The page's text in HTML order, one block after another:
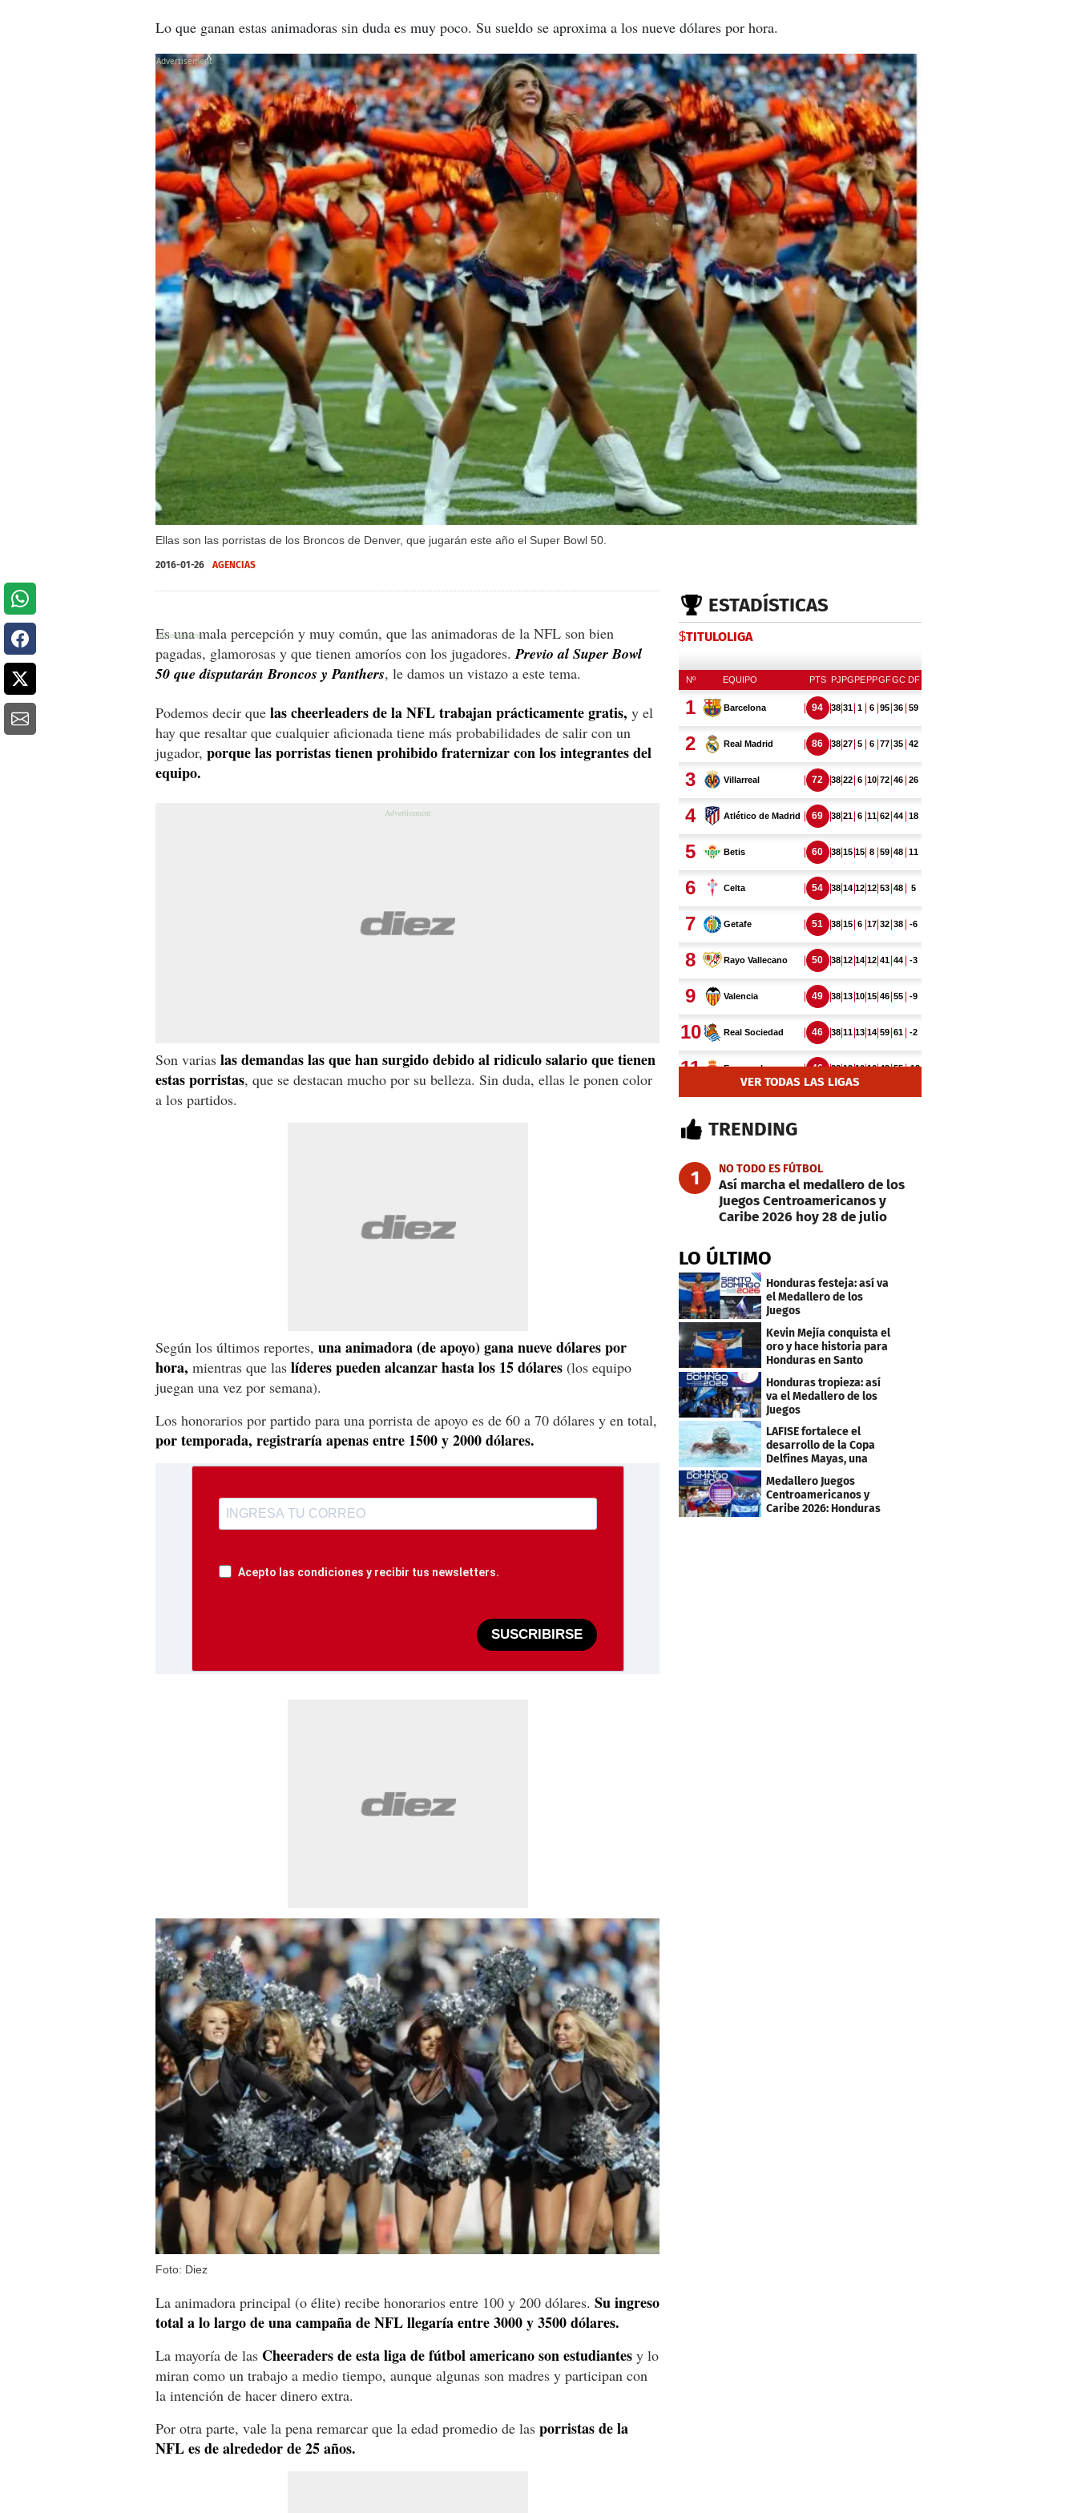
Lo que ganan estas animadoras sin duda es muy poco. Su sueldo se aproxima a los nueve dólares por hora.
Ellas son las porristas de los Broncos de Denver, que jugarán este año el Super Bowl 50.
X
X
2016-01-26 AGENCIAS
Es una mala percepción y muy común, que las animadoras de la NFL son bien
pagadas, glamorosas y que tienen amoríos con los jugadores.Previo al Super Bowl
50 que disputarán Broncos y Panthers, le damos un vistazo a este tema.
Podemos decir que las cheerleaders de la NFL trabajan prácticamente gratis, y el
hay que resaltar que cualquier aficionada tiene más probabilidades de salir con un
jugador, porque las porristas tienen prohibido fraternizar con los integrantes del
equipo.
Son varias las demandas las que han surgido debido al ridiculo salario que tienen
estas porristas, que se destacan mucho por su belleza. Sin duda, ellas le ponen color
a los partidos.
Según los últimos reportes, una animadora (de apoyo) gana nueve dólares por
hora, mientras que las líderes pueden alcanzar hasta los 15 dólares (los equipo
juegan una vez por semana).
Los honorarios por partido para una porrista de apoyo es de 60 a 70 dólares y en total,
por temporada, registraría apenas entre 1500 y 2000 dólares.
Acepto las condiciones y recibir tus newsletters.
SUSCRIBIRSE
Foto: Diez
La animadora principal (o élite) recibe honorarios entre 100 y 200 dólares. Su ingreso
total a lo largo de una campaña de NFL llegaría entre 3000 y 3500 dólares.
La mayoría de las Cheeraders de esta liga de fútbol americano son estudiantes y lo
miran como un trabajo a medio tiempo, aunque algunas son madres y participan con
la intención de hacer dinero extra.
Por otra parte, vale la pena remarcar que la edad promedio de las porristas de la
NFL es de alrededor de 25 años.
ESTADÍSTICAS
$TITULOLIGA
VER TODAS LAS LIGAS
TRENDING
1 NO TODO ES FÚTBOL
Así marcha el medallero de los
Juegos Centroamericanos y
Caribe 2026 hoy 28 de julio
LO ÚLTIMO
Honduras festeja: así va
el Medallero de los
Juegos
Centroamericanos y
Caribe 2026
Kevin Mejía conquista el
oro y hace historia para
Honduras en Santo
Honduras tropieza: así
va el Medallero de los
Juegos
Centroamericanos y
Caribe 2026
LAFISE fortalece el
desarrollo de la Copa
Delfines Mayas, una
fiesta para la natación
Medallero Juegos
Centroamericanos y
Caribe 2026: Honduras